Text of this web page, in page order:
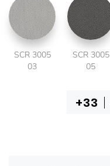
SCR 3005
03
SCR 3005
05